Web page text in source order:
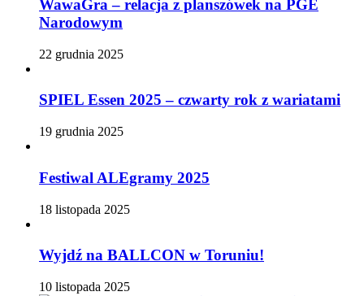
WawaGra – relacja z planszówek na PGE
Narodowym
22 grudnia 2025
SPIEL Essen 2025 – czwarty rok z wariatami
19 grudnia 2025
Festiwal ALEgramy 2025
18 listopada 2025
Wyjdź na BALLCON w Toruniu!
10 listopada 2025